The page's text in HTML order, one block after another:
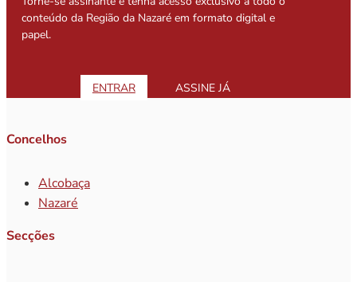
conteúdo da Região da Nazaré em formato digital e
papel.
ENTRAR ASSINE JÁ
Concelhos
Alcobaça
Nazaré
Secções